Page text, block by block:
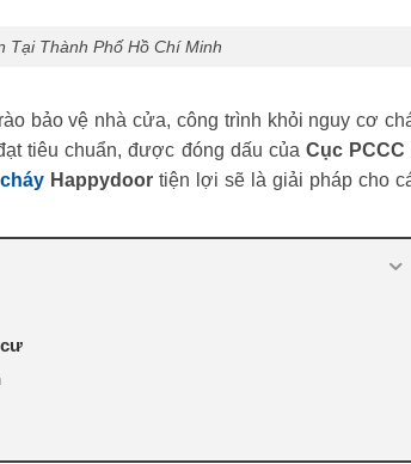
Tại Thành Phố Hồ Chí Minh
bảo vệ nhà cửa, công trình khỏi nguy cơ
tiêu chuẩn, được đóng dấu của Cục PCCC
Happydoor tiện lợi sẽ là giải pháp cho